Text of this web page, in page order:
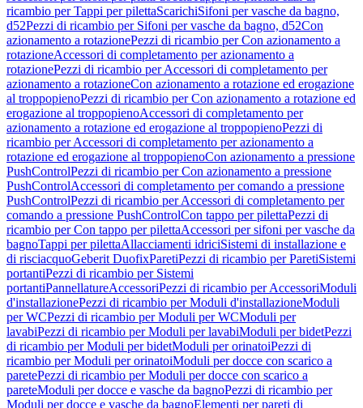
ricambio per Tappi per pilettaScarichiSifoni per vasche da bagno,
d52Pezzi di ricambio per Sifoni per vasche da bagno, d52Con
azionamento a rotazionePezzi di ricambio per Con azionamento a
rotazioneAccessori di completamento per azionamento a
rotazionePezzi di ricambio per Accessori di completamento per
azionamento a rotazioneCon azionamento a rotazione ed erogazione
al troppopienoPezzi di ricambio per Con azionamento a rotazione ed
erogazione al troppopienoAccessori di completamento per
azionamento a rotazione ed erogazione al troppopienoPezzi di
ricambio per Accessori di completamento per azionamento a
rotazione ed erogazione al troppopienoCon azionamento a pressione
PushControlPezzi di ricambio per Con azionamento a pressione
PushControlAccessori di completamento per comando a pressione
PushControlPezzi di ricambio per Accessori di completamento per
comando a pressione PushControlCon tappo per pilettaPezzi di
ricambio per Con tappo per pilettaAccessori per sifoni per vasche da
bagnoTappi per pilettaAllacciamenti idriciSistemi di installazione e
di risciacquoGeberit DuofixParetiPezzi di ricambio per ParetiSistemi
portantiPezzi di ricambio per Sistemi
portantiPannellatureAccessoriPezzi di ricambio per AccessoriModuli
d'installazionePezzi di ricambio per Moduli d'installazioneModuli
per WCPezzi di ricambio per Moduli per WCModuli per
lavabiPezzi di ricambio per Moduli per lavabiModuli per bidetPezzi
di ricambio per Moduli per bidetModuli per orinatoiPezzi di
ricambio per Moduli per orinatoiModuli per docce con scarico a
paretePezzi di ricambio per Moduli per docce con scarico a
pareteModuli per docce e vasche da bagnoPezzi di ricambio per
Moduli per docce e vasche da bagnoElementi per pareti di